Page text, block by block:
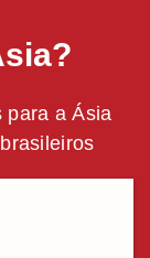
para a Ásia